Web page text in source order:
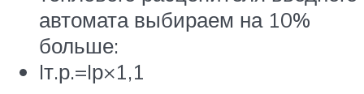
автомата выбираем на 10%
больше:
Iт.р.=Iр×1,1